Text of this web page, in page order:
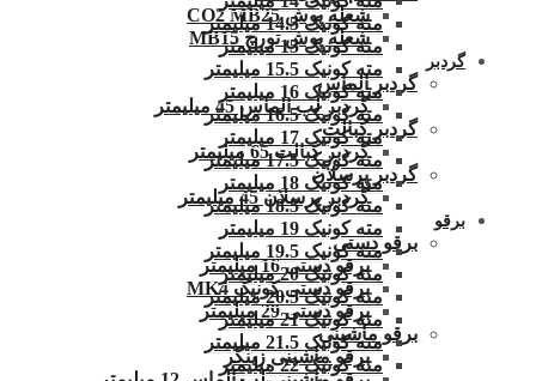
شعله پوش CO2 MB25
شعله پوش تورچ MB15
گردبر
گردبر الماس
گردبر لب الماس 45 میلیمتر
گردبر کبالت
گردبر کبالت 65 میلیمتر
گردبر پرسلان
گردبر پرسلان 45 میلیمتر
برقو
برقو دستی
برقو دستی 16 میلیمتر
برقو دستی کونیک MK4
برقو دستی 29 میلیمتر
برقو ماشینی
برقو ماشینی زینگر
مته کونیک 14.5 میلیمتر
مته کونیک 15 میلیمتر
مته کونیک 15.5 میلیمتر
مته کونیک 16 میلیمتر
مته کونیک 16.5 میلیمتر
مته کونیک 17 میلیمتر
مته کونیک 17.5 میلیمتر
مته کونیک 18 میلیمتر
مته کونیک 18.5 میلیمتر
مته کونیک 19 میلیمتر
مته کونیک 19.5 میلیمتر
مته کونیک 20 میلیمتر
مته کونیک 20.5 میلیمتر
مته کونیک 21 میلیمتر
مته کونیک 21.5 میلیمتر
مته کونیک 22 میلیمتر